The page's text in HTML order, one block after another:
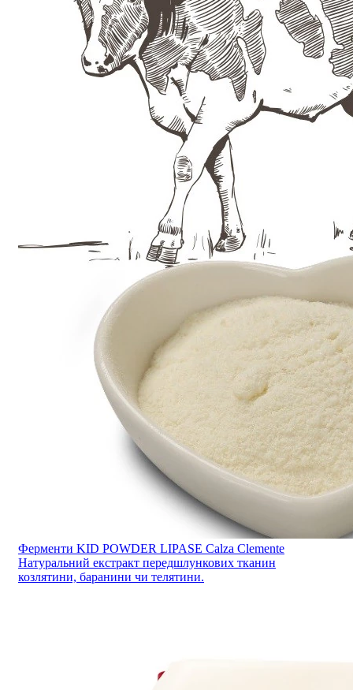
Ферменти KID POWDER LIPASE Calza Clemente
Натуральний екстракт передшлункових тканин
козлятини, баранини чи телятини.